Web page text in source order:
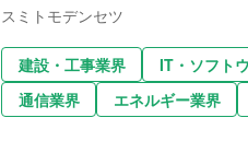
スミトモデンセツ
建設・工事業界 IT・ソフト
通信業界
エネルギー業界